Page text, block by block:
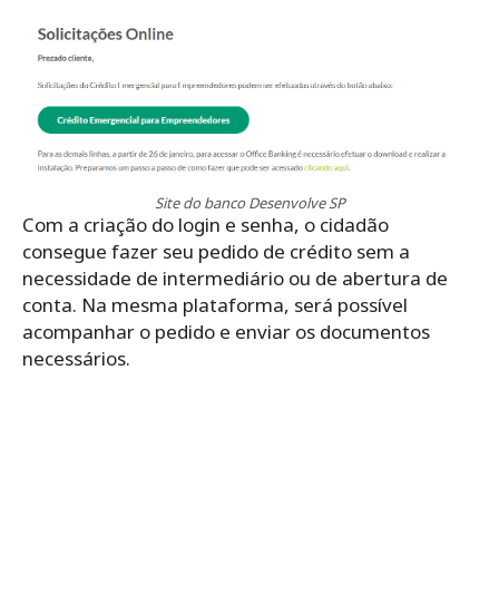
Site do banco Desenvolve SP
Com a criação do login e senha, o cidadão
consegue fazer seu pedido de crédito sem a
necessidade de intermediário ou de abertura de
conta. Na mesma plataforma, será possível
acompanhar o pedido e enviar os documentos
necessários.